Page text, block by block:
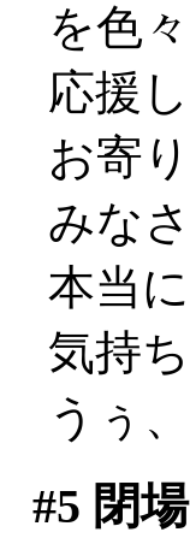
を色
応援
お寄
みな
本当
気持
うぅ
#5 閉場